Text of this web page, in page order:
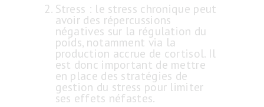
Stress : le stress chronique peut
avoir des répercussions
négatives sur la régulation du
poids, notamment via la
production accrue de cortisol. Il
est donc important de mettre
en place des stratégies de
gestion du stress pour limiter
ses effets néfastes.